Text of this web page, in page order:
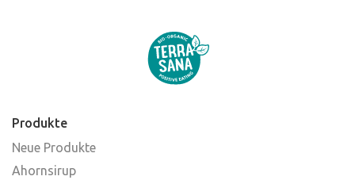
Produkte
Neue Produkte
Ahornsirup